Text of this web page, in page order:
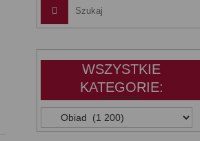
WSZYSTKIE
KATEGORIE:
WSZYSTKIE
KATEGORIE: